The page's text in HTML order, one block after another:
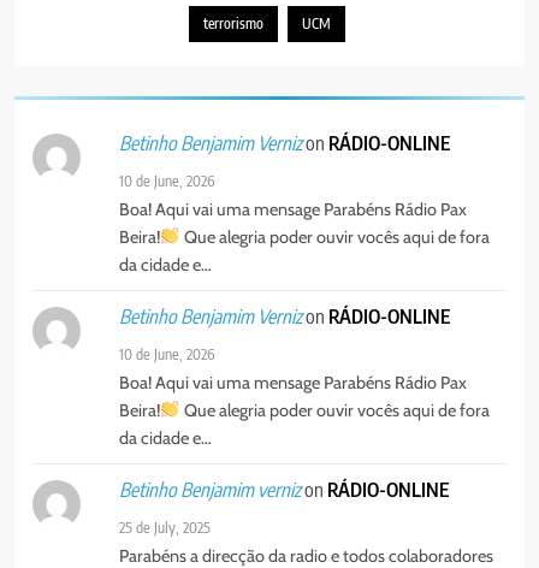
terrorismo UCM
Betinho Benjamim Vernizon RÁDIO-ONLINE
10 de June, 2026
Boa! Aqui vai uma mensage Parabéns Rádio Pax
Beira!
Que alegria poder ouvir vocês aqui de fora
da cidade e…
Betinho Benjamim Vernizon RÁDIO-ONLINE
10 de June, 2026
Boa! Aqui vai uma mensage Parabéns Rádio Pax
Beira!
Que alegria poder ouvir vocês aqui de fora
da cidade e…
Betinho Benjamim vernizon RÁDIO-ONLINE
25 de July, 2025
Parabéns a direcção da radio e todos colaboradores